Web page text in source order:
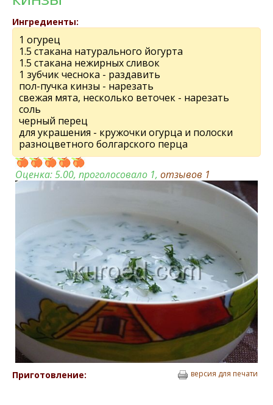
Ингредиенты:
1 огурец
1.5 стакана натурального йогурта
1.5 стакана нежирных сливок
1 зубчик чеснока - раздавить
пол-пучка кинзы - нарезать
свежая мята, несколько веточек - нарезать
соль
черный перец
для украшения - кружочки огурца и полоски
разноцветного болгарского перца
Оценка:5.00, проголосовало 1, отзывов 1
Приготовление: версия для печати